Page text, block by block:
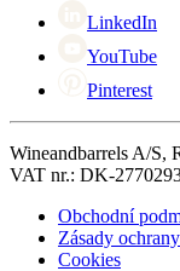
LinkedIn
YouTube
Pinterest
Wineandbarrels A/S,
VAT nr.: DK-
Obchodní
Zásady
Cookies